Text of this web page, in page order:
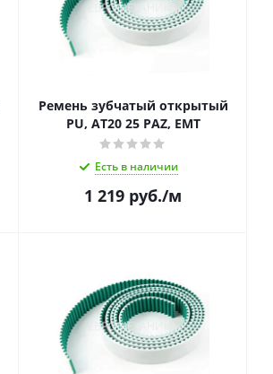
Ремень зубчатый открытый
PU, AT20 25 PAZ, EMT
Есть в наличии
1 219 руб./м